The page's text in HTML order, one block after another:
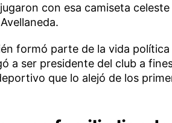
con esa camiseta
formó parte de la vida política
a ser presidente del club a
que lo alejó de los